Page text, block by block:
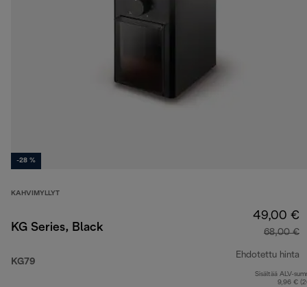
-28 %
KAHVIMYLLYT
KG Series, Black
KG79
49,00 €
68,00 €
Ehdotettu hinta
Sisältää ALV-
9,96 €